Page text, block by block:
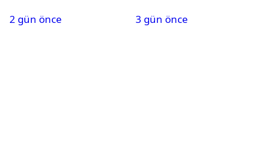
2 gün önce
alındı
3 gün önce